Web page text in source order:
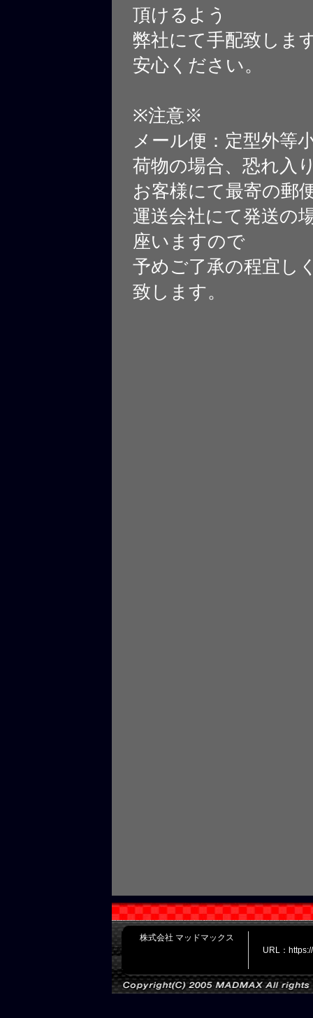
頂けるよう
弊社にて手配致しま
安心ください。
※注意※
メール便：定型外等
荷物の場合、恐れ入
お客様にて最寄の郵
運送会社にて発送の
座いますので
予めご了承の程宜し
致します。
株式会社 マッドマックス
URL：